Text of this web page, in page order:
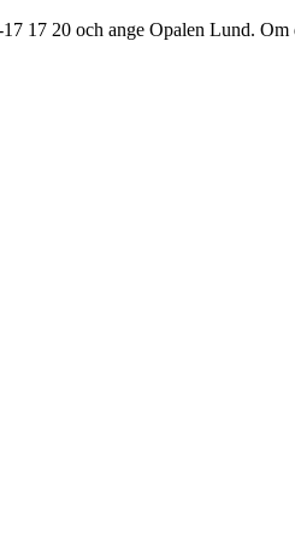
17 20 och ange Opalen Lund. Om